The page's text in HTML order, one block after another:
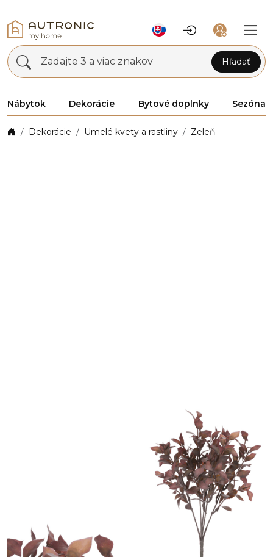
Zadajte 3 a viac znakov Hľadať
Nábytok Dekorácie Bytové doplnky Sezóna
Dekorácie Umelé kvety a rastliny Zeleň